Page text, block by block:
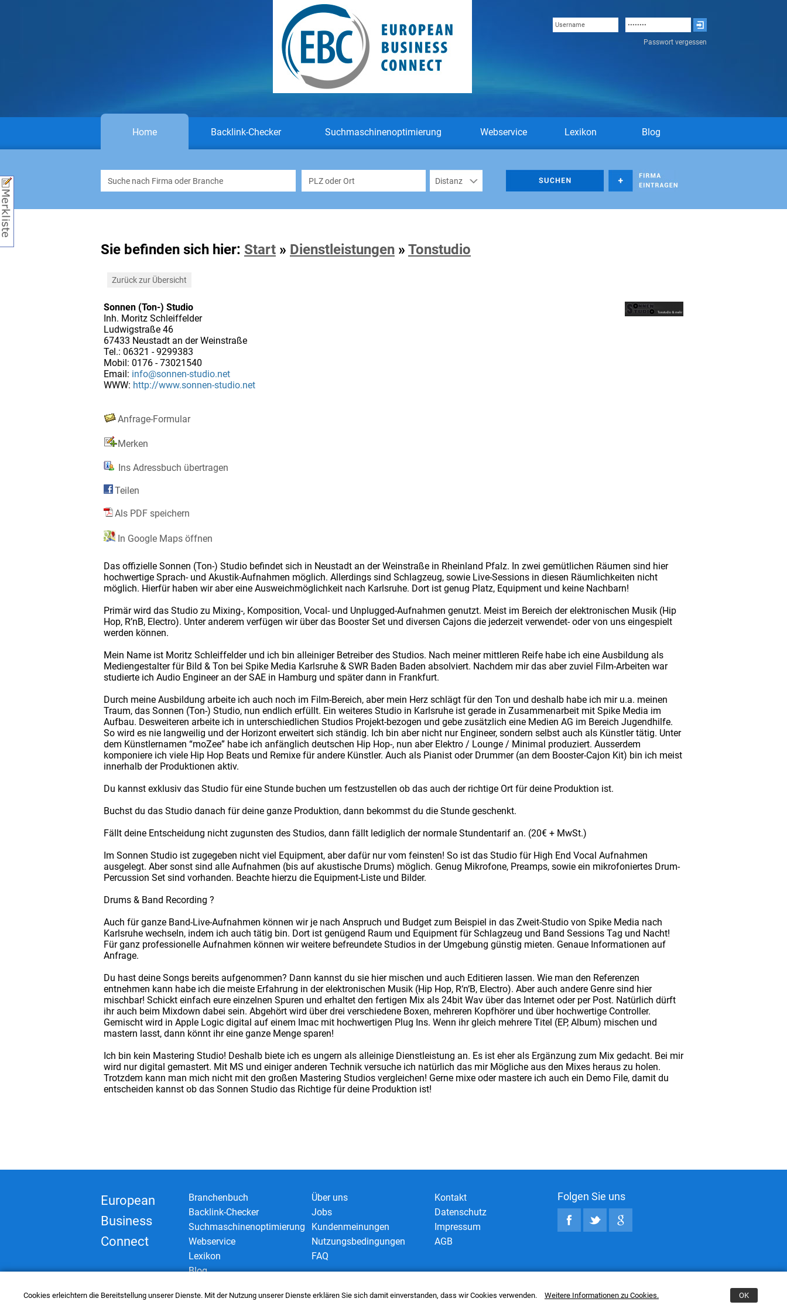
Cookies erleichtern die Bereitstellung unserer Dienste. Mit der Nutzung unserer Dienste erklären Sie sich damit einverstanden, dass wir Cookies verwenden. Weitere Informationen zu Cookies. OK
Passwort vergessen
Home Backlink-Checker Suchmaschinenoptimierung Webservice Lexikon Blog
Sie befinden sich hier: Start » Dienstleistungen » Tonstudio
Zurück zur Übersicht
Sonnen (Ton-) Studio
Inh. Moritz Schleiffelder
Ludwigstraße 46
67433 Neustadt an der Weinstraße
Tel.: 06321 - 9299383
Mobil: 0176 - 73021540
Email: info@sonnen-studio.net
WWW: http://www.sonnen-studio.net
Anfrage-Formular
Merken
Ins Adressbuch übertragen
Teilen
Als PDF speichern
In Google Maps öffnen
Das offizielle Sonnen (Ton-) Studio befindet sich in Neustadt an der Weinstraße in Rheinland Pfalz. In zwei gemütlichen Räumen sind hier
hochwertige Sprach- und Akustik-Aufnahmen möglich. Allerdings sind Schlagzeug, sowie Live-Sessions in diesen Räumlichkeiten nicht
möglich. Hierfür haben wir aber eine Ausweichmöglichkeit nach Karlsruhe. Dort ist genug Platz, Equipment und keine Nachbarn!
Primär wird das Studio zu Mixing-, Komposition, Vocal- und Unplugged-Aufnahmen genutzt. Meist im Bereich der elektronischen Musik (Hip
Hop, R’nB, Electro). Unter anderem verfügen wir über das Booster Set und diversen Cajons die jederzeit verwendet- oder von uns eingespielt
werden können.
Mein Name ist Moritz Schleiffelder und ich bin alleiniger Betreiber des Studios. Nach meiner mittleren Reife habe ich eine Ausbildung als
Mediengestalter für Bild & Ton bei Spike Media Karlsruhe & SWR Baden Baden absolviert. Nachdem mir das aber zuviel Film-Arbeiten war
studierte ich Audio Engineer an der SAE in Hamburg und später dann in Frankfurt.
Durch meine Ausbildung arbeite ich auch noch im Film-Bereich, aber mein Herz schlägt für den Ton und deshalb habe ich mir u.a. meinen
Traum, das Sonnen (Ton-) Studio, nun endlich erfüllt. Ein weiteres Studio in Karlsruhe ist gerade in Zusammenarbeit mit Spike Media im
Aufbau. Desweiteren arbeite ich in unterschiedlichen Studios Projekt-bezogen und gebe zusätzlich eine Medien AG im Bereich Jugendhilfe.
So wird es nie langweilig und der Horizont erweitert sich ständig. Ich bin aber nicht nur Engineer, sondern selbst auch als Künstler tätig. Unter
dem Künstlernamen “moZee” habe ich anfänglich deutschen Hip Hop-, nun aber Elektro / Lounge / Minimal produziert. Ausserdem
komponiere ich viele Hip Hop Beats und Remixe für andere Künstler. Auch als Pianist oder Drummer (an dem Booster-Cajon Kit) bin ich meist
innerhalb der Produktionen aktiv.
Du kannst exklusiv das Studio für eine Stunde buchen um festzustellen ob das auch der richtige Ort für deine Produktion ist.
Buchst du das Studio danach für deine ganze Produktion, dann bekommst du die Stunde geschenkt.
Fällt deine Entscheidung nicht zugunsten des Studios, dann fällt lediglich der normale Stundentarif an. (20€ + MwSt.)
Im Sonnen Studio ist zugegeben nicht viel Equipment, aber dafür nur vom feinsten! So ist das Studio für High End Vocal Aufnahmen
ausgelegt. Aber sonst sind alle Aufnahmen (bis auf akustische Drums) möglich. Genug Mikrofone, Preamps, sowie ein mikrofoniertes Drum-
Percussion Set sind vorhanden. Beachte hierzu die Equipment-Liste und Bilder.
Drums & Band Recording ?
Auch für ganze Band-Live-Aufnahmen können wir je nach Anspruch und Budget zum Beispiel in das Zweit-Studio von Spike Media nach
Karlsruhe wechseln, indem ich auch tätig bin. Dort ist genügend Raum und Equipment für Schlagzeug und Band Sessions Tag und Nacht!
Für ganz professionelle Aufnahmen können wir weitere befreundete Studios in der Umgebung günstig mieten. Genaue Informationen auf
Anfrage.
Du hast deine Songs bereits aufgenommen? Dann kannst du sie hier mischen und auch Editieren lassen. Wie man den Referenzen
entnehmen kann habe ich die meiste Erfahrung in der elektronischen Musik (Hip Hop, R‘n‘B, Electro). Aber auch andere Genre sind hier
mischbar! Schickt einfach eure einzelnen Spuren und erhaltet den fertigen Mix als 24bit Wav über das Internet oder per Post. Natürlich dürft
ihr auch beim Mixdown dabei sein. Abgehört wird über drei verschiedene Boxen, mehreren Kopfhörer und über hochwertige Controller.
Gemischt wird in Apple Logic digital auf einem Imac mit hochwertigen Plug Ins. Wenn ihr gleich mehrere Titel (EP, Album) mischen und
mastern lasst, dann könnt ihr eine ganze Menge sparen!
Ich bin kein Mastering Studio! Deshalb biete ich es ungern als alleinige Dienstleistung an. Es ist eher als Ergänzung zum Mix gedacht. Bei mir
wird nur digital gemastert. Mit MS und einiger anderen Technik versuche ich natürlich das mir Mögliche aus den Mixes heraus zu holen.
Trotzdem kann man mich nicht mit den großen Mastering Studios vergleichen! Gerne mixe oder mastere ich auch ein Demo File, damit du
entscheiden kannst ob das Sonnen Studio das Richtige für deine Produktion ist!
European
Business
Connect
Branchenbuch
Backlink-Checker
Suchmaschinenoptimierung
Webservice
Lexikon
Blog
Über uns
Jobs
Kundenmeinungen
Nutzungsbedingungen
FAQ
Kontakt
Datenschutz
Impressum
AGB
Folgen Sie uns